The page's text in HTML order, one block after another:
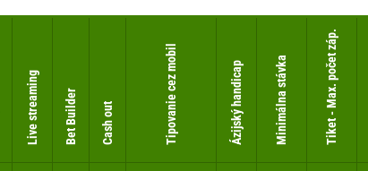
Live streaming Bet Builder Cash out Tipovanie cez mobil Ázijský handicap Minimálna stávka Tiket - Max. počet záp.